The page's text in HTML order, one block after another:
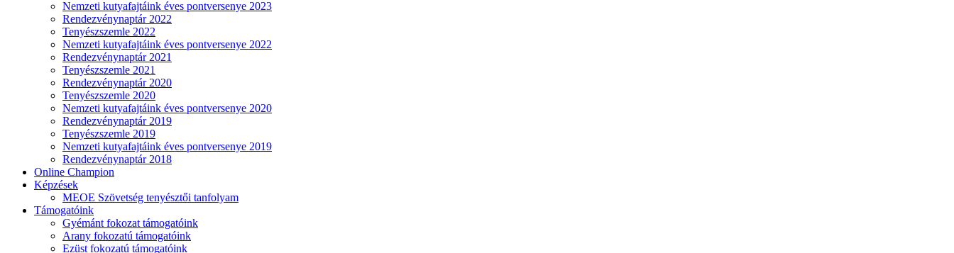
Nemzeti kutyafajtáink éves pontversenye 2023
Rendezvénynaptár 2022
Tenyészszemle 2022
Nemzeti kutyafajtáink éves pontversenye 2022
Rendezvénynaptár 2021
Tenyészszemle 2021
Rendezvénynaptár 2020
Tenyészszemle 2020
Nemzeti kutyafajtáink éves pontversenye 2020
Rendezvénynaptár 2019
Tenyészszemle 2019
Nemzeti kutyafajtáink éves pontversenye 2019
Rendezvénynaptár 2018
Online Champion
Képzések
MEOE Szövetség tenyésztői tanfolyam
Támogatóink
Gyémánt fokozat támogatóink
Arany fokozatú támogatóink
Ezüst fokozatú támogatóink